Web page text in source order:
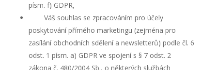
písm. f) GDPR,
Váš souhlas se zpracováním pro účely
poskytování přímého marketingu (zejména pro
zasílání obchodních sdělení a newsletterů) podle čl. 6
odst. 1 písm. a) GDPR ve spojení s § 7 odst. 2
zákona č. 480/2004 Sb., o některých službách
návštěvě našich
stránek zvyšujete
šanci na zobrazení
personalizovaného
obsahu a nabídek.